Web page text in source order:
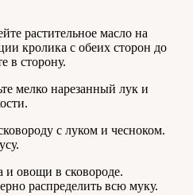
растительное масло на
кролика с обеих сторон до
в сторону.
мелко нарезанный лук и
с луком и чесноком.
и овощи в сковороде.
распределить всю муку.